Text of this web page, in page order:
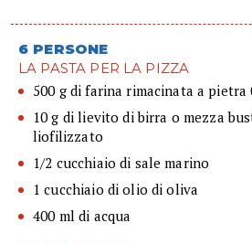
6 PERSONE
LA PASTA PER LA PIZZA
500 g di farina rimacinata a pietra
10 g di lievito di birra o mezza
liofilizzato
1/2 cucchiaio di sale marino
1 cucchiaio di olio di oliva
400 ml di acqua